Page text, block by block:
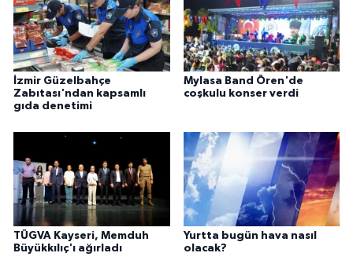
İzmir Güzelbahçe
Zabıtası'ndan kapsamlı
gıda denetimi
Mylasa Band Ören'de
coşkulu konser verdi
TÜGVA Kayseri, Memduh
Büyükkılıç'ı ağırladı
Yurtta bugün hava nasıl
olacak?